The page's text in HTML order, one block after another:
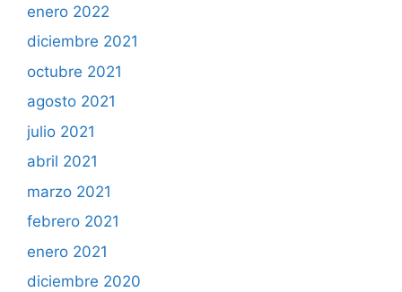
enero 2022
diciembre 2021
octubre 2021
agosto 2021
julio 2021
abril 2021
marzo 2021
febrero 2021
enero 2021
diciembre 2020